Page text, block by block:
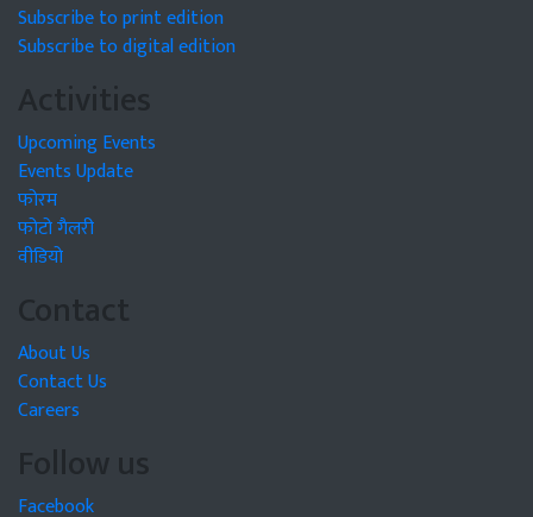
Subscribe to print edition
Subscribe to digital edition
Activities
Upcoming Events
Events Update
फोरम
फोटो गैलरी
वीडियो
Contact
About Us
Contact Us
Careers
Follow us
Facebook